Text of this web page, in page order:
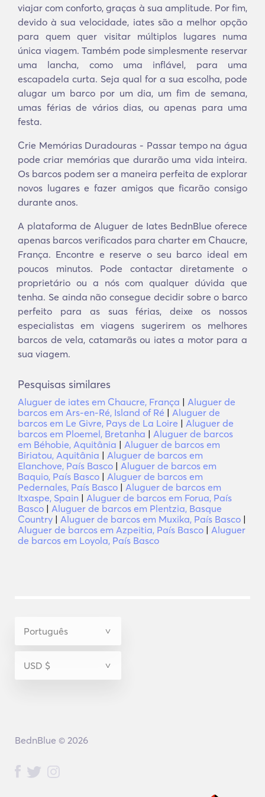
viajar com conforto, graças à sua amplitude. Por fim,
devido à sua velocidade, iates são a melhor opção
para quem quer visitar múltiplos lugares numa
única viagem. Também pode simplesmente reservar
uma lancha, como uma inflável, para uma
escapadela curta. Seja qual for a sua escolha, pode
alugar um barco por um dia, um fim de semana,
umas férias de vários dias, ou apenas para uma
festa.
Crie Memórias Duradouras - Passar tempo na água
pode criar memórias que durarão uma vida inteira.
Os barcos podem ser a maneira perfeita de explorar
novos lugares e fazer amigos que ficarão consigo
durante anos.
A plataforma de Aluguer de Iates BednBlue oferece
apenas barcos verificados para charter em Chaucre,
França. Encontre e reserve o seu barco ideal em
poucos minutos. Pode contactar diretamente o
proprietário ou a nós com qualquer dúvida que
tenha. Se ainda não consegue decidir sobre o barco
perfeito para as suas férias, deixe os nossos
especialistas em viagens sugerirem os melhores
barcos de vela, catamarãs ou iates a motor para a
sua viagem.
Pesquisas similares
Aluguer de iates em Chaucre, França | Aluguer de
barcos em Ars-en-Ré, Island of Ré | Aluguer de
barcos em Le Givre, Pays de La Loire | Aluguer de
barcos em Ploemel, Bretanha | Aluguer de barcos
em Béhobie, Aquitânia | Aluguer de barcos em
Biriatou, Aquitânia | Aluguer de barcos em
Elanchove, País Basco | Aluguer de barcos em
Baquio, País Basco | Aluguer de barcos em
Pedernales, País Basco | Aluguer de barcos em
Itxaspe, Spain | Aluguer de barcos em Forua, País
Basco | Aluguer de barcos em Plentzia, Basque
Country | Aluguer de barcos em Muxika, País Basco |
Aluguer de barcos em Azpeitia, País Basco | Aluguer
de barcos em Loyola, País Basco
BednBlue © 2026